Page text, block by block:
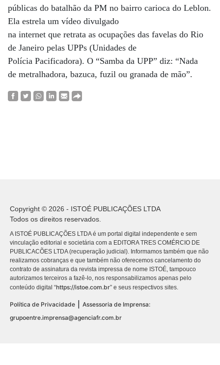
públicas do batalhão da PM no bairro carioca do Leblon.
Ela estrela um vídeo divulgado
na internet que retrata as ocupações das favelas do Rio
de Janeiro pelas UPPs (Unidades de
Polícia Pacificadora). O “Samba da UPP” diz: “Nada
de metralhadora, bazuca, fuzil ou granada de mão”.
Copyright © 2026 - ISTOÉ PUBLICAÇÕES LTDA
Todos os direitos reservados.
A ISTOÉ PUBLICAÇÕES LTDA é um portal digital independente e sem
vinculação editorial e societária com a EDITORA TRES COMÉRCIO DE
PUBLICACÕES LTDA (recuperação judicial). Informamos também que não
realizamos cobranças e que também não oferecemos cancelamento do
contrato de assinatura da revista impressa de nome ISTOÉ, tampouco
autorizamos terceiros a fazê-lo, nos responsabilizamos apenas pelo
conteúdo digital “https://istoe.com.br” e seus respectivos sites.
Política de Privacidade
Assessoria de Imprensa:
grupoentre.imprensa@agenciafr.com.br